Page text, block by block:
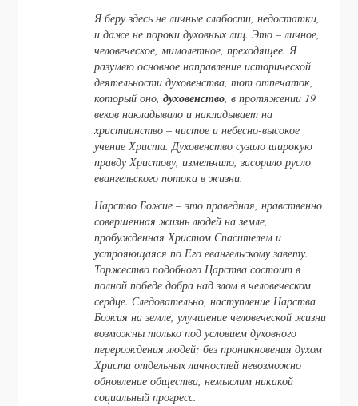
Я беру здесь не личные слабости, недостатки,
и даже не пороки духовных лиц. Это – личное,
человеческое, мимолетное, преходящее. Я
разумею основное направление исторической
деятельности духовенства, тот отпечаток,
который оно,духовенство, в протяжении 19
веков накладывало и накладывает на
христианство – чистое и небесно-высокое
учение Христа. Духовенство сузило широкую
правду Христову, измельчило, засорило русло
евангельского потока в жизни.
Царство Божие – это праведная, нравственно
совершенная жизнь людей на земле,
пробужденная Христом Спасителем и
устрояющаяся по Его евангельскому завету.
Торжество подобного Царства состоит в
полной победе добра над злом в человеческом
сердце. Следовательно, наступление Царства
Божия на земле, улучшение человеческой жизни
возможны только под условием духовного
перерождения людей; без проникновения духом
Христа отдельных личностей невозможно
обновление общества, немыслим никакой
социальный прогресс.